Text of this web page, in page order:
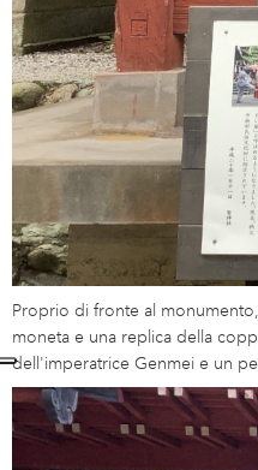
Proprio di fronte al
moneta e una replica della
dell'imperatrice Genmei e un